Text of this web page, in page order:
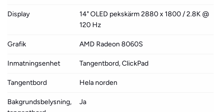
Display
14" OLED pekskärm 2880 x 1800 / 2.8K @
120 Hz
Grafik AMD Radeon 8060S
Inmatningsenhet Tangentbord, ClickPad
Tangentbord Hela norden
Bakgrundsbelysning,
Ja